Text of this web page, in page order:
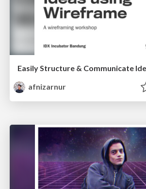
afnizarnur